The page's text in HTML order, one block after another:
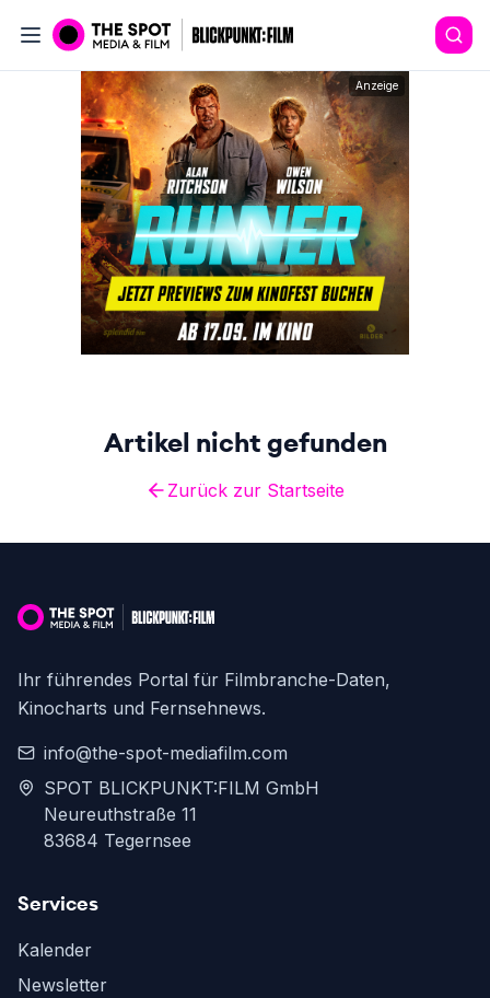
Anzeige
Artikel nicht gefunden
Zurück zur Startseite
Ihr führendes Portal für Filmbranche-Daten,
Kinocharts und Fernsehnews.
info@the-spot-mediafilm.com
SPOT BLICKPUNKT:FILM GmbH
Neureuthstraße 11
83684 Tegernsee
Services
Kalender
Newsletter